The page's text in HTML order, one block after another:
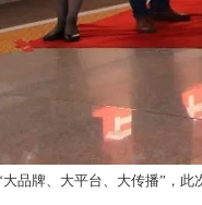
大品牌、大平台、大传播”，